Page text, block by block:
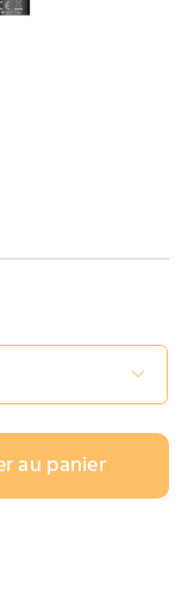

au panier